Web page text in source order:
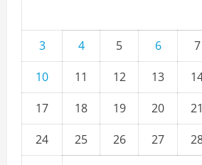
3
4 5 6 7
10
11 12 13
17
18 19 20 21
24
25 26 27